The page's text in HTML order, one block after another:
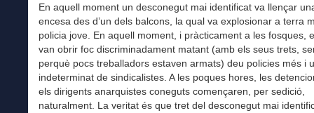
En aquell moment un desconegut mai identificat va llençar
encesa des d’un dels balcons, la qual va explosionar a terra
policia jove. En aquell moment, i pràcticament a les fosques,
van obrir foc discriminadament matant (amb els seus trets,
perquè pocs treballadors estaven armats) deu policies més i
indeterminat de sindicalistes. A les poques hores, les
els dirigents anarquistes coneguts començaren, per sedició,
naturalment. La veritat és que tret del desconegut mai